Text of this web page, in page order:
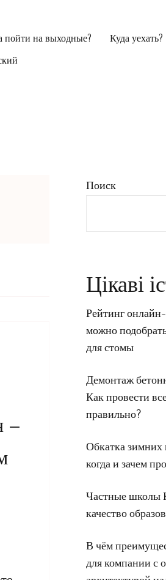
пойти на выходные? Куда уехать?
–
Поиск
Цікаві
Рейтинг
можно
для стомы
Демонтаж
Как провести
правильно?
Обкатка
когда и зачем
Частные школы
качество
В чём
для компании с